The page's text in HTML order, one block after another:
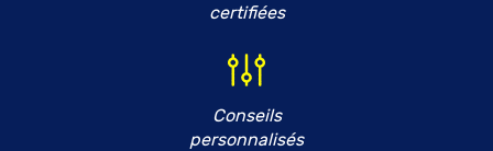
certifiées
Conseils
personnalisés